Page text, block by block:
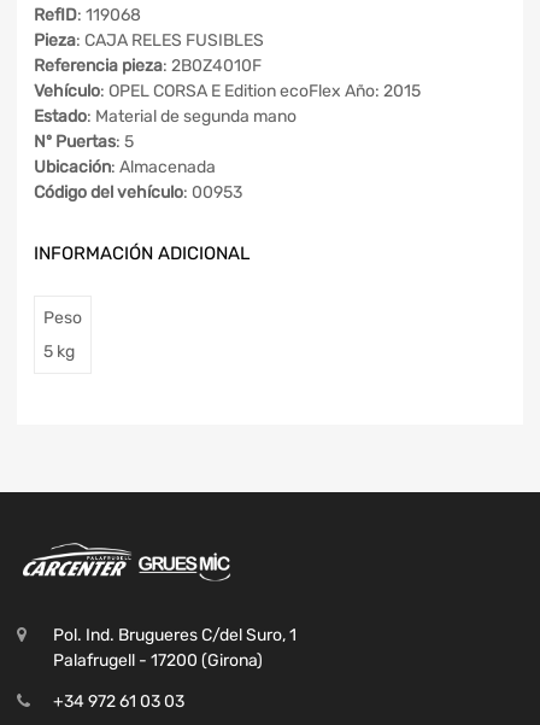
RefID: 119068
Pieza: CAJA RELES FUSIBLES
Referencia pieza: 2B0Z4010F
Vehículo: OPEL CORSA E Edition ecoFlex Año: 2015
Estado: Material de segunda mano
Nº Puertas: 5
Ubicación: Almacenada
Código del vehículo: 00953
INFORMACIÓN ADICIONAL
Peso
5 kg
Pol. Ind. Brugueres C/del Suro, 1
Palafrugell - 17200 (Girona)
+34 972 61 03 03